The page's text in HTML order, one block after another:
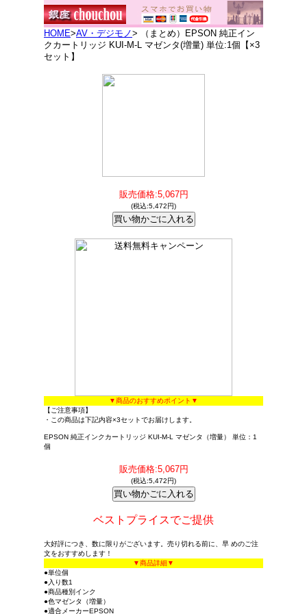
HOME>AV・デジモノ> （まとめ）EPSON 純正イン
クカートリッジ KUI-M-L マゼンタ(増量) 単位:1個【×3
セット】
販売価格:5,067円
(税込:5,472円)
▼商品のおすすめポイント▼
【ご注意事項】
・この商品は下記内容×3セットでお届けします。
EPSON 純正インクカートリッジ KUI-M-L マゼンタ（増量） 単位：1
個
販売価格:5,067円
(税込:5,472円)
ベストプライスでご提供
大好評につき、数に限りがございます。売り切れる前に、早 めのご注
文をおすすめします！
▼商品詳細▼
●単位個
●入り数1
●商品種別インク
●色マゼンタ（増量）
●適合メーカーEPSON